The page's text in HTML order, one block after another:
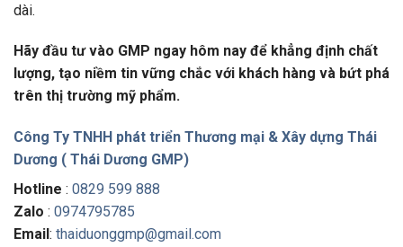
dài.
Hãy đầu tư vào GMP ngay hôm nay để khẳng định chất
lượng, tạo niềm tin vững chắc với khách hàng và bứt phá
trên thị trường mỹ phẩm.
Công Ty TNHH phát triển Thương mại & Xây dựng Thái
Dương ( Thái Dương GMP)
Hotline : 0829 599 888
Zalo : 0974795785
Email : thaiduonggmp@gmail.com